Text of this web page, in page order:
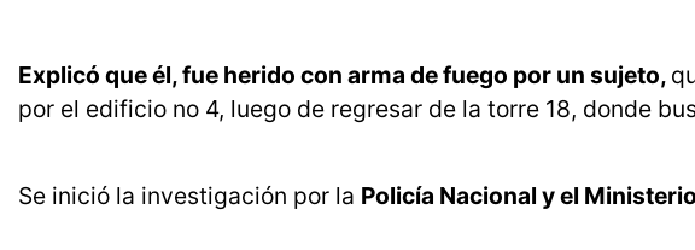
Explicó que él, fue herido con arma de fuego por un sujeto,
por el edificio no 4, luego de regresar de la torre 18, donde
Se inició la investigación por la Policía Nacional y el